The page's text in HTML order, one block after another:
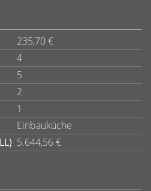
235,70 €
4
5
2
1
Einbauküche
5.644,56 €